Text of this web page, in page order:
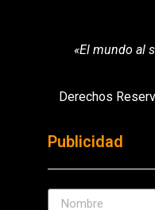
«El mundo al
Derechos
Publicidad